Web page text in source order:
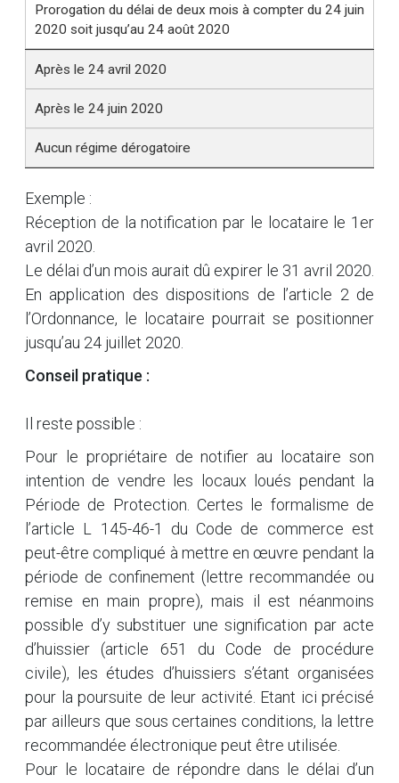
Prorogation du délai de deux mois à compter du 24 juin
2020 soit jusqu’au 24 août 2020
Après le 24 avril 2020
Après le 24 juin 2020
Aucun régime dérogatoire
Exemple :
Réception de la notification par le locataire le 1er
avril 2020.
Le délai d’un mois aurait dû expirer le 31 avril 2020.
En application des dispositions de l’article 2 de
l’Ordonnance, le locataire pourrait se positionner
jusqu’au 24 juillet 2020.
Conseil pratique :
Il reste possible :
Pour le propriétaire de notifier au locataire son
intention de vendre les locaux loués pendant la
Période de Protection. Certes le formalisme de
l’article L 145-46-1 du Code de commerce est
peut-être compliqué à mettre en œuvre pendant la
période de confinement (lettre recommandée ou
remise en main propre), mais il est néanmoins
possible d’y substituer une signification par acte
d’huissier (article 651 du Code de procédure
civile), les études d’huissiers s’étant organisées
pour la poursuite de leur activité. Etant ici précisé
par ailleurs que sous certaines conditions, la lettre
recommandée électronique peut être utilisée.
Pour le locataire de répondre dans le délai d’un